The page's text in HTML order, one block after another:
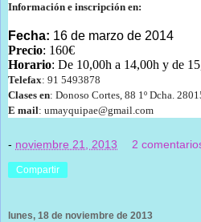
Información e inscripción en:
Fecha: 16 de marzo de 2014
Precio: 160€
Horario: De 10,00h a 14,00h y de
Telefax: 91 5493878
Clases en: Donoso Cortes, 88 1º Dcha.
E mail: umayquipae@gmail.com
- noviembre 21, 2013 2
Compartir
lunes, 18 de noviembre de 2013